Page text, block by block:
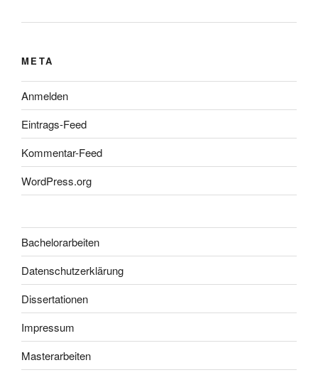
META
Anmelden
Eintrags-Feed
Kommentar-Feed
WordPress.org
Bachelorarbeiten
Datenschutzerklärung
Dissertationen
Impressum
Masterarbeiten